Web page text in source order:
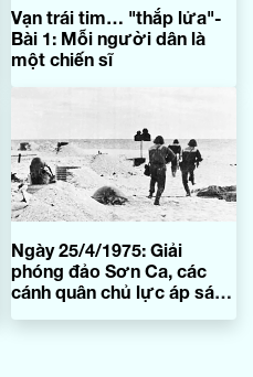
Vạn trái tim… "thắp lửa"-
Bài 1: Mỗi người dân là
một chiến sĩ
Ngày 25/4/1975: Giải
phóng đảo Sơn Ca, các
cánh quân chủ lực áp sát